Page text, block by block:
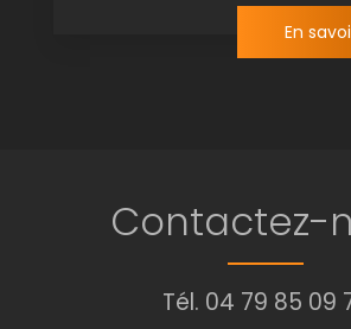
En
Contactez-
Tél. 04 79 85 09